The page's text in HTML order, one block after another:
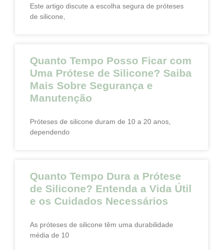
Este artigo discute a escolha segura de próteses
de silicone,
Quanto Tempo Posso Ficar com
Uma Prótese de Silicone? Saiba
Mais Sobre Segurança e
Manutenção
Próteses de silicone duram de 10 a 20 anos,
dependendo
Quanto Tempo Dura a Prótese
de Silicone? Entenda a Vida Útil
e os Cuidados Necessários
As próteses de silicone têm uma durabilidade
média de 10